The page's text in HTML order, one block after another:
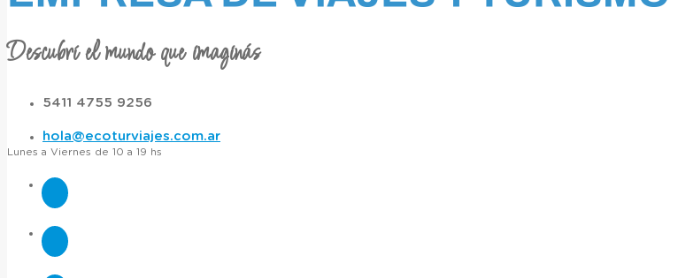
Descubrí el mundo que imaginás
5411 4755 9256
hola@ecoturviajes.com.ar
Lunes a Viernes de 10 a 19 hs